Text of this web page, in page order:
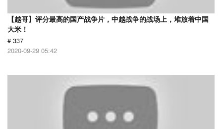
【越哥】评分最高的国产战争片，中越战争的战场上，堆放着中国
大米！
# 337
2020-09-29 05:42